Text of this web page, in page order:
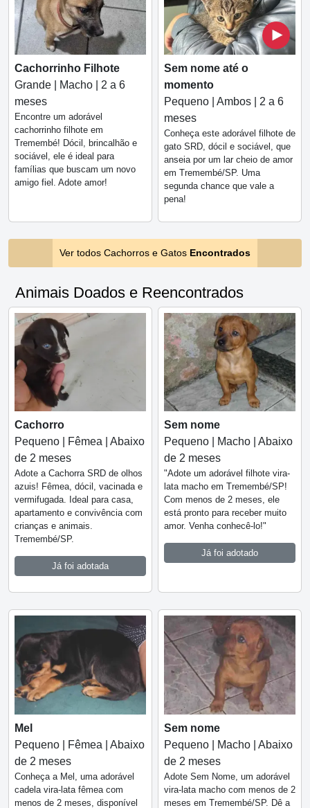
Cachorrinho Filhote
Grande | Macho | 2 a 6
meses
Encontre um adorável
cachorrinho filhote em
Tremembé! Dócil, brincalhão e
sociável, ele é ideal para
famílias que buscam um novo
amigo fiel. Adote amor!
Sem nome até o
momento
Pequeno | Ambos | 2 a 6
meses
Conheça este adorável filhote de
gato SRD, dócil e sociável, que
anseia por um lar cheio de amor
em Tremembé/SP. Uma
segunda chance que vale a
pena!
Ver todos Cachorros e Gatos Encontrados
Animais Doados e Reencontrados
Cachorro
Pequeno | Fêmea | Abaixo
de 2 meses
Adote a Cachorra SRD de olhos
azuis! Fêmea, dócil, vacinada e
vermifugada. Ideal para casa,
apartamento e convivência com
crianças e animais.
Tremembé/SP.
Já foi adotada
Sem nome
Pequeno | Macho | Abaixo
de 2 meses
"Adote um adorável filhote vira-
lata macho em Tremembé/SP!
Com menos de 2 meses, ele
está pronto para receber muito
amor. Venha conhecê-lo!"
Já foi adotado
Mel
Pequeno | Fêmea | Abaixo
de 2 meses
Conheça a Mel, uma adorável
cadela vira-lata fêmea com
menos de 2 meses, disponível
Sem nome
Pequeno | Macho | Abaixo
de 2 meses
Adote Sem Nome, um adorável
vira-lata macho com menos de 2
meses em Tremembé/SP. Dê a